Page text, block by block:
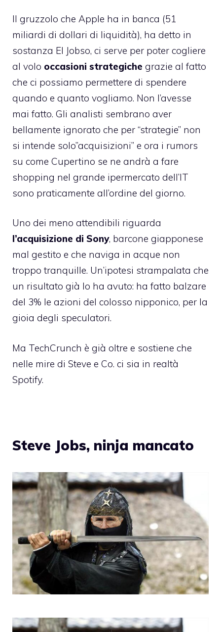
Il gruzzolo che Apple ha in banca (51
miliardi di dollari di liquidità), ha detto in
sostanza El Jobso, ci serve per poter cogliere
al volo occasioni strategiche grazie al fatto
che ci possiamo permettere di spendere
quando e quanto vogliamo. Non l’avesse
mai fatto. Gli analisti sembrano aver
bellamente ignorato che per “strategie” non
si intende solo”acquisizioni” e ora i rumors
su come Cupertino se ne andrà a fare
shopping nel grande ipermercato dell’IT
sono praticamente all’ordine del giorno.
Uno dei meno attendibili riguarda
l’acquisizione di Sony, barcone giapponese
mal gestito e che naviga in acque non
troppo tranquille. Un’ipotesi strampalata che
un risultato già lo ha avuto: ha fatto balzare
del 3% le azioni del colosso nipponico, per la
gioia degli speculatori.
Ma TechCrunch è già oltre e sostiene che
nelle mire di Steve e Co. ci sia in realtà
Spotify.
Steve Jobs, ninja mancato